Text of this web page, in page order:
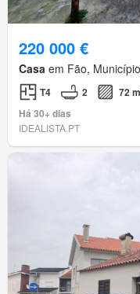
220 000 €
Casa em Fão,
T4 2
72
Há 30+ dias
IDEALISTA.PT